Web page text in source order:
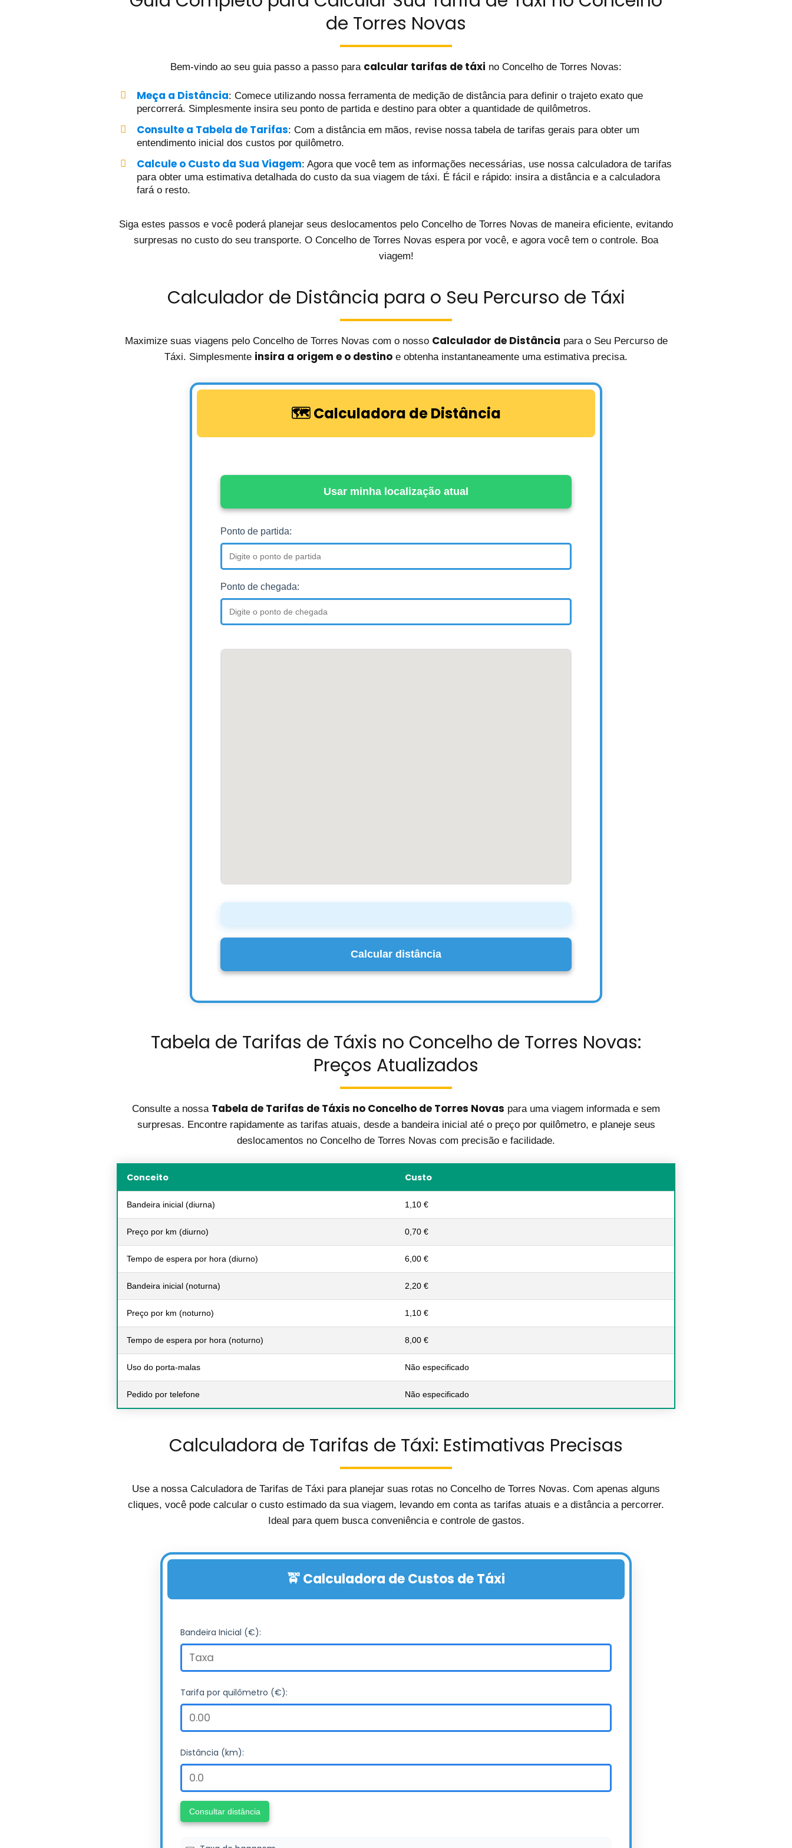
de Torres Novas
Bem-vindo ao seu guia passo a passo para calcular tarifas de táxi no Concelho de Torres Novas:
Meça a Distância: Comece utilizando nossa ferramenta de medição de distância para definir o trajeto exato que
percorrerá. Simplesmente insira seu ponto de partida e destino para obter a quantidade de quilômetros.
Consulte a Tabela de Tarifas: Com a distância em mãos, revise nossa tabela de tarifas gerais para obter um
entendimento inicial dos custos por quilômetro.
Calcule o Custo da Sua Viagem: Agora que você tem as informações necessárias, use nossa calculadora de tarifas
para obter uma estimativa detalhada do custo da sua viagem de táxi. É fácil e rápido: insira a distância e a calculadora
fará o resto.
Siga estes passos e você poderá planejar seus deslocamentos pelo Concelho de Torres Novas de maneira eficiente, evitando
surpresas no custo do seu transporte. O Concelho de Torres Novas espera por você, e agora você tem o controle. Boa
viagem!
Calculador de Distância para o Seu Percurso de Táxi
Maximize suas viagens pelo Concelho de Torres Novas com o nosso Calculador de Distância para o Seu Percurso de
Táxi. Simplesmente insira a origem e o destino e obtenha instantaneamente uma estimativa precisa.
🗺️ Calculadora de Distância
Usar minha localização atual
Ponto de partida:
Ponto de chegada:
Calcular distância
Tabela de Tarifas de Táxis no Concelho de Torres Novas:
Preços Atualizados
Consulte a nossa Tabela de Tarifas de Táxis no Concelho de Torres Novas para uma viagem informada e sem
surpresas. Encontre rapidamente as tarifas atuais, desde a bandeira inicial até o preço por quilômetro, e planeje seus
deslocamentos no Concelho de Torres Novas com precisão e facilidade.
Conceito Custo
Bandeira inicial (diurna) 1,10 €
Preço por km (diurno) 0,70 €
Tempo de espera por hora (diurno) 6,00 €
Bandeira inicial (noturna) 2,20 €
Preço por km (noturno) 1,10 €
Tempo de espera por hora (noturno) 8,00 €
Uso do porta-malas Não especificado
Pedido por telefone Não especificado
Calculadora de Tarifas de Táxi: Estimativas Precisas
Use a nossa Calculadora de Tarifas de Táxi para planejar suas rotas no Concelho de Torres Novas. Com apenas alguns
cliques, você pode calcular o custo estimado da sua viagem, levando em conta as tarifas atuais e a distância a percorrer.
Ideal para quem busca conveniência e controle de gastos.
🚖 Calculadora de Custos de Táxi
Bandeira Inicial (€):
Tarifa por quilômetro (€):
Distância (km):
Consultar distância